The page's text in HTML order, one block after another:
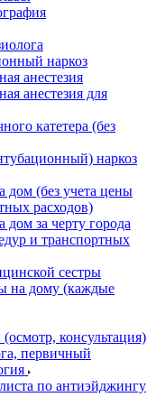
наркоз
анестезия
анестезия для
катетера (без
наркоз
дом (без учета цены
расходов)
дом за черту города
и транспортных
сестры
на дому (каждые
консультация)
первичный
по антиэйджингу